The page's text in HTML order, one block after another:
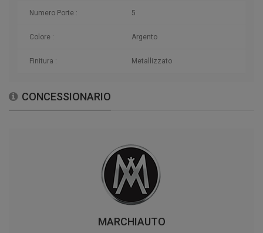
Numero Porte : 5
Colore : Argento
Finitura : Metallizzato
CONCESSIONARIO
MARCHIAUTO